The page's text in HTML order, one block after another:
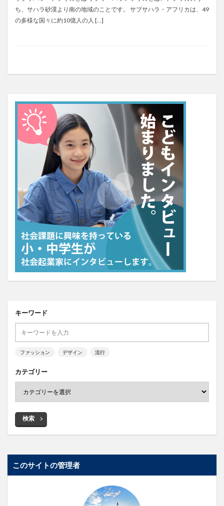
ち、サハラ砂漠より南の地域のことです。 サブサハラ・アフリカは、49
の多様な国々に約10億人の人 […]
キーワード
ファッション デザイン 流行
カテゴリー
検索
このサイトの管理者